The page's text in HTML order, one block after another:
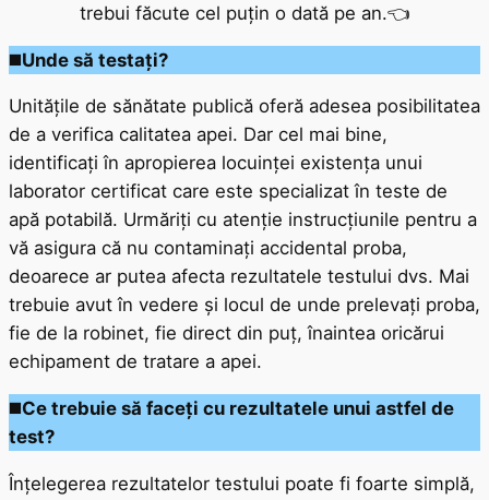
trebui făcute cel puțin o dată pe an.👈
◼️Unde să testați?
Unitățile de sănătate publică oferă adesea posibilitatea
de a verifica calitatea apei. Dar cel mai bine,
identificați în apropierea locuinței existența unui
laborator certificat care este specializat în teste de
apă potabilă. Urmăriți cu atenție instrucțiunile pentru a
vă asigura că nu contaminați accidental proba,
deoarece ar putea afecta rezultatele testului dvs. Mai
trebuie avut în vedere și locul de unde prelevați proba,
fie de la robinet, fie direct din puț, înaintea oricărui
echipament de tratare a apei.
◼️Ce trebuie să faceți cu rezultatele unui astfel de
test?
Înțelegerea rezultatelor testului poate fi foarte simplă,